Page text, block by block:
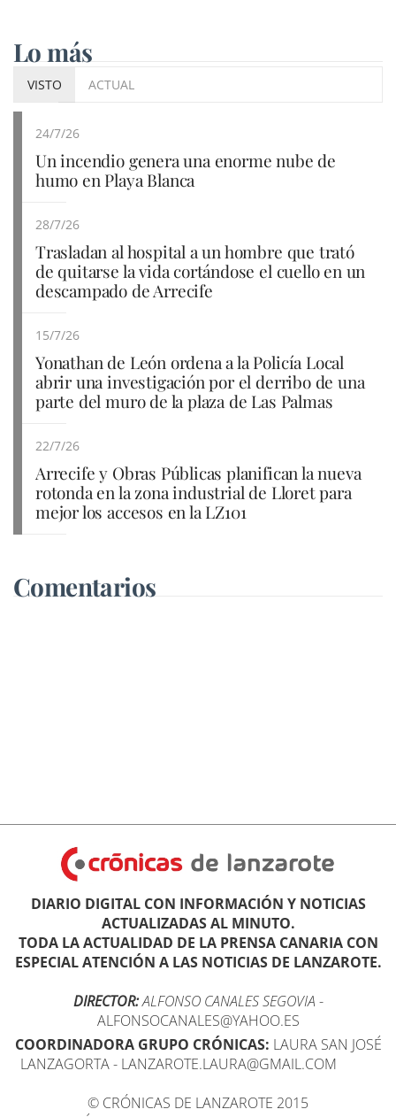
Lo más
VISTO ACTUAL
24/7/26
Un incendio genera una enorme nube de
humo en Playa Blanca
28/7/26
Trasladan al hospital a un hombre que trató
de quitarse la vida cortándose el cuello en un
descampado de Arrecife
15/7/26
Yonathan de León ordena a la Policía Local
abrir una investigación por el derribo de una
parte del muro de la plaza de Las Palmas
22/7/26
Arrecife y Obras Públicas planifican la nueva
rotonda en la zona industrial de Lloret para
mejor los accesos en la LZ101
Comentarios
DIARIO DIGITAL CON INFORMACIÓN Y NOTICIAS
ACTUALIZADAS AL MINUTO.
TODA LA ACTUALIDAD DE LA PRENSA CANARIA CON
ESPECIAL ATENCIÓN A LAS NOTICIAS DE LANZAROTE.
DIRECTOR:ALFONSO CANALES SEGOVIA -
ALFONSOCANALES@YAHOO.ES
COORDINADORA GRUPO CRÓNICAS: LAURA SAN JOSÉ
LANZAGORTA - LANZAROTE.LAURA@GMAIL.COM
© CRÓNICAS DE LANZAROTE 2015